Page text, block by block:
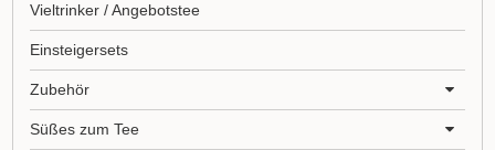
Vieltrinker / Angebotstee
Einsteigersets
Zubehör
Süßes zum Tee